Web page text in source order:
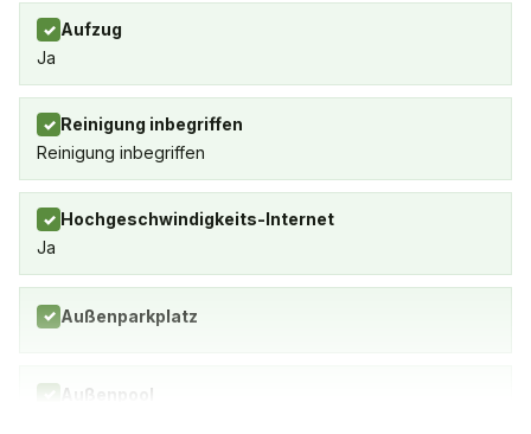
✓ Aufzug
Ja
✓ Reinigung inbegriffen
Reinigung inbegriffen
✓ Hochgeschwindigkeits-Internet
Ja
✓ Außenparkplatz
✓ Außenpool